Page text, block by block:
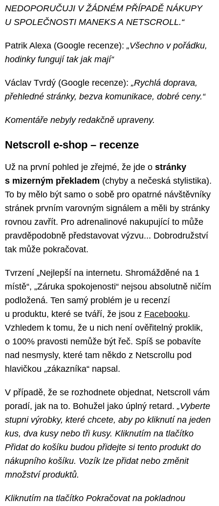
NEDOPORUČUJI V ŽÁDNÉM PŘÍPADĚ NÁKUPY
U SPOLEČNOSTI MANEKS A NETSCROLL.“
Patrik Alexa (Google recenze): „Všechno v pořádku,
hodinky fungují tak jak mají“
Václav Tvrdý (Google recenze): „Rychlá doprava,
přehledné stránky, bezva komunikace, dobré ceny.“
Komentáře nebyly redakčně upraveny.
Netscroll e-shop – recenze
Už na první pohled je zřejmé, že jde o stránky
s mizerným překladem (chyby a nečeská stylistika).
To by mělo být samo o sobě pro opatrné návštěvníky
stránek prvním varovným signálem a měli by stránky
rovnou zavřít. Pro adrenalinové nakupující to může
pravděpodobně představovat výzvu... Dobrodružství
tak může pokračovat.
Tvrzení „Nejlepší na internetu. Shromážděné na 1
místě“, „Záruka spokojenosti“ nejsou absolutně ničím
podložená. Ten samý problém je u recenzí
u produktu, které se tváří, že jsou z Facebooku.
Vzhledem k tomu, že u nich není ověřitelný proklik,
o 100% pravosti nemůže být řeč. Spíš se pobavíte
nad nesmysly, které tam někdo z Netscrollu pod
hlavičkou „zákazníka“ napsal.
V případě, že se rozhodnete objednat, Netscroll vám
poradí, jak na to. Bohužel jako úplný retard. „Vyberte
stupni výrobky, které chcete, aby po kliknutí na jeden
kus, dva kusy nebo tři kusy. Kliknutím na tlačítko
Přidat do košíku budou přidejte si tento produkt do
nákupního košíku. Vozík lze přidat nebo změnit
množství produktů.
Kliknutím na tlačítko Pokračovat na pokladnou